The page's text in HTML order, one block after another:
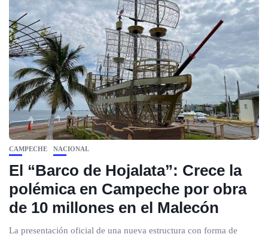
CAMPECHE NACIONAL
El “Barco de Hojalata”: Crece la
polémica en Campeche por obra
de 10 millones en el Malecón
La presentación oficial de una nueva estructura con forma de